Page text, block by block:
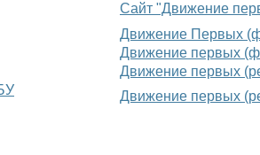
Сайт "Движение
Движение Первых
Движение первых
Движение первых
Движение первых